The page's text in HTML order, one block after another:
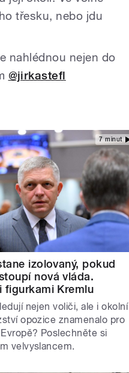
třesku, nebo jdu
nahlédnou nejen do
@jirkastefl
7 minut
izolovaný, pokud
nová vláda.
figurkami Kremlu
nejen voliči, ale i okolní
opozice znamenalo pro
Poslechněte si
velvyslancem.